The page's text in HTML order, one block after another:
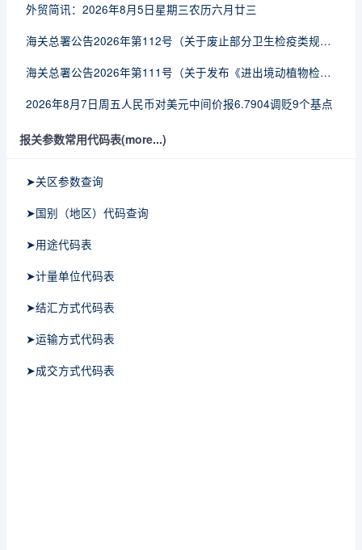
外贸简讯：2026年8月5日星期三农历六月廿三
海关总署公告2026年第112号（关于废止部分卫生检疫类规范性文件的公告）
海关总署公告2026年第111号（关于发布《进出境动植物检疫处理监督管理工作规定》《进出境卫生处理监督管理工作规定》的公告）
2026年8月7日周五人民币对美元中间价报6.7904调贬9个基点
报关参数常用代码表(more...)
➤关区参数查询
➤国别（地区）代码查询
➤用途代码表
➤计量单位代码表
➤结汇方式代码表
➤运输方式代码表
➤成交方式代码表